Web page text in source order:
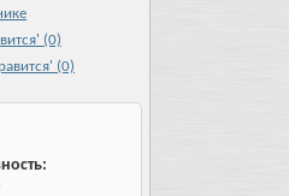
(0)
(0)